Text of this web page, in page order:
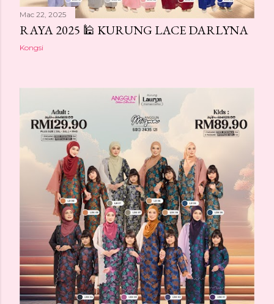
Mac 22, 2025
RAYA 2025 🕌 KURUNG LACE DARLYNA
Kongsi